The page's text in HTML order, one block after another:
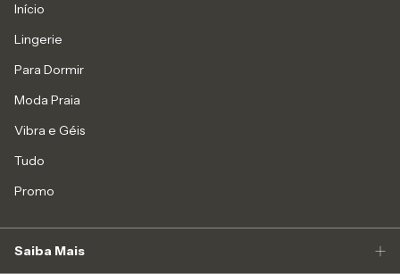
Início
Lingerie
Para Dormir
Moda Praia
Vibra e Géis
Tudo
Promo
Saiba Mais